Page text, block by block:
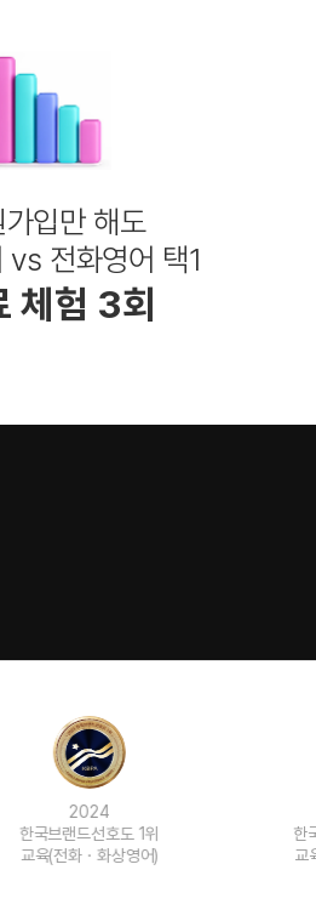
입만 해도
vs 전화영어 택1
체험 3회
한국브랜드선호도 1위
교육(전화ㆍ화상영어)